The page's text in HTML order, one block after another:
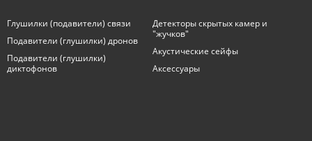
Глушилки (подавители) связи
Подавители (глушилки) дронов
Подавители (глушилки)
диктофонов
Детекторы скрытых камер и
"жучков"
Акустические сейфы
Аксессуары